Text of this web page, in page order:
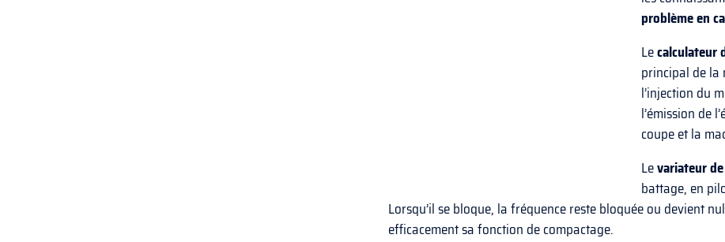
problème en
Lecalculateur
principal de la
l’injection du
l’émission de
coupe et la
Levariateur
battage, en
Lorsqu’il se bloque, la fréquence reste bloquée ou devient
efficacement sa fonction de compactage.